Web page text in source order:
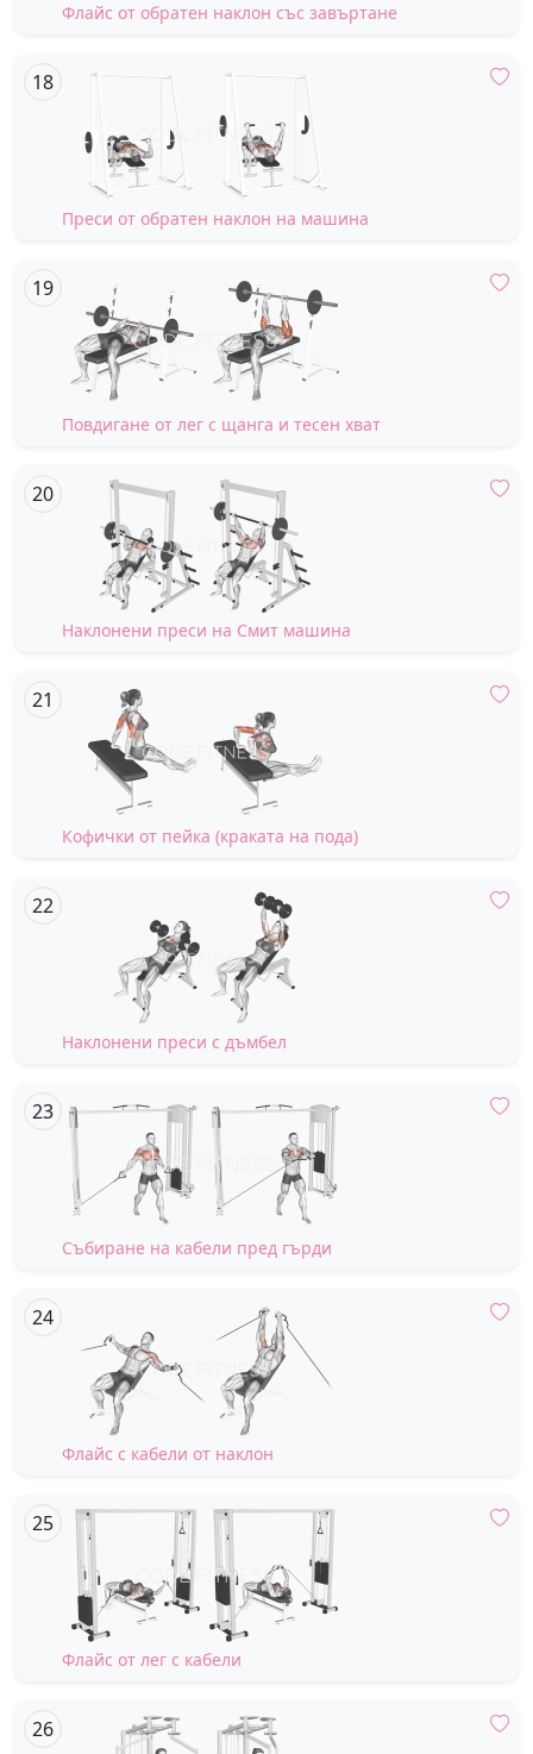
Флайс от обратен наклон със завъртане
Преси от обратен наклон на машина
Повдигане от лег с щанга и тесен хват
Наклонени преси на Смит машина
Кофички от пейка (краката на пода)
Наклонени преси с дъмбел
Събиране на кабели пред гърди
Флайс с кабели от наклон
Флайс от лег с кабели